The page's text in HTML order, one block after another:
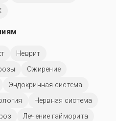
Неврит
Ожирение
Эндокринная система
Нервная система
Лечение гайморита